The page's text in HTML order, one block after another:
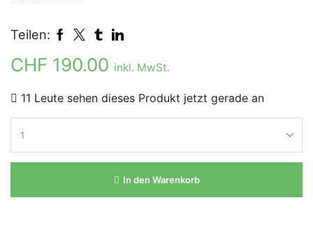
Teilen:
CHF 190.00 inkl. MwSt.
11 Leute sehen dieses Produkt jetzt gerade an
In den Warenkorb